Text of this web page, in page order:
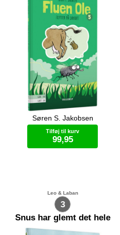
Det er ikke sjovt at bo i et helt rent
køkken når man er en flue. Fluen Ole
har hørt om ko-lort og hønseprut, og
han flytter på landet.
Søren S. Jakobsen
Tilføj til kurv
99,95
3
Leo & Laban
Snus har glemt det hele